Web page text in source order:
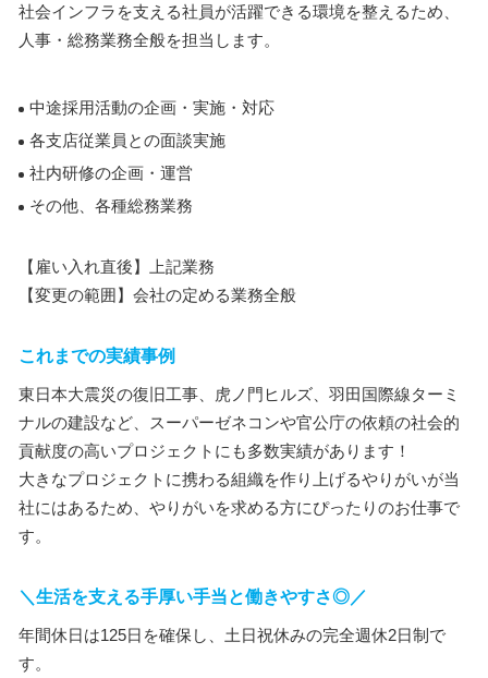
社会インフラを支える社員が活躍できる環境を整えるため、
人事・総務業務全般を担当します。
中途採用活動の企画・実施・対応
各支店従業員との面談実施
社内研修の企画・運営
その他、各種総務業務
【雇い入れ直後】上記業務
【変更の範囲】会社の定める業務全般
これまでの実績事例
東日本大震災の復旧工事、虎ノ門ヒルズ、羽田国際線ターミ
ナルの建設など、スーパーゼネコンや官公庁の依頼の社会的
貢献度の高いプロジェクトにも多数実績があります！
大きなプロジェクトに携わる組織を作り上げるやりがいが当
社にはあるため、やりがいを求める方にぴったりのお仕事で
す。
＼生活を支える手厚い手当と働きやすさ◎／
年間休日は125日を確保し、土日祝休みの完全週休2日制で
す。